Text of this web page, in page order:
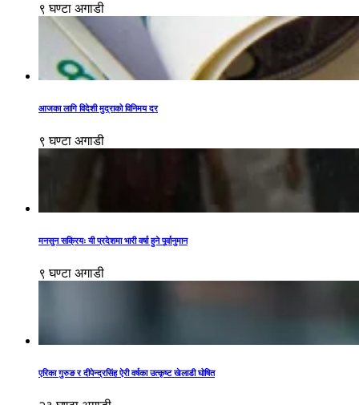
९ घण्टा अगाडी
आजका लागि विदेशी मुद्राको विनिमय दर
९ घण्टा अगाडी
मनसुन सक्रियः यी प्रदेशमा भारी वर्षा हुने पूर्वानुमान
९ घण्टा अगाडी
एरिका गुरुङ र दीपेन्द्रसिंह ऐरी वर्षका उत्कृष्ट खेलाडी घोषित